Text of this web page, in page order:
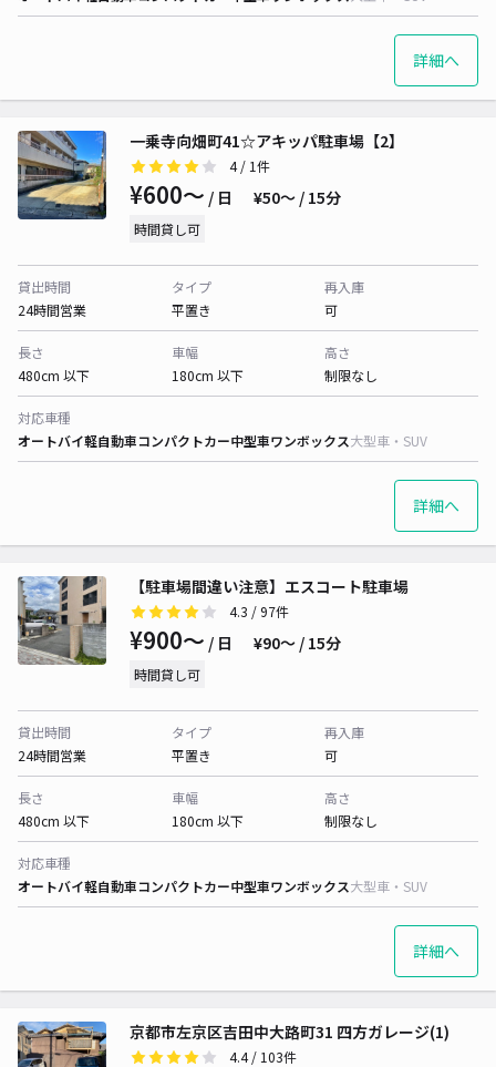
詳細へ
一乗寺向畑町41☆アキッパ駐車場【2】
4/ 1件
¥600〜 / 日 ¥50〜 / 15分
時間貸し可
貸出時間
24時間営業
タイプ
平置き
再入庫
可
長さ
480cm 以下
車幅
180cm 以下
高さ
制限なし
対応車種
オートバイ軽自動車コンパクトカー中型車ワンボックス大型車・SUV
詳細へ
【駐車場間違い注意】エスコート駐車場
4.3 / 97件
¥900〜 / 日 ¥90〜 / 15分
時間貸し可
貸出時間
24時間営業
タイプ
平置き
再入庫
可
長さ
480cm 以下
車幅
180cm 以下
高さ
制限なし
対応車種
オートバイ軽自動車コンパクトカー中型車ワンボックス大型車・SUV
詳細へ
京都市左京区吉田中大路町31 四方ガレージ(1)
4.4/ 103件